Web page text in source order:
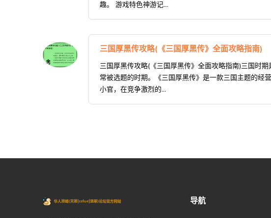
趣。 游戏特色神游记...
三国厚黑传攻略(《三国厚黑传》全面攻略指南)
三国厚黑传攻略(《三国厚黑传》全面攻略指南)三国时
常被选题的时期。《三国厚黑传》是一款三国主题的经
小官，在竞争激烈的...
导航